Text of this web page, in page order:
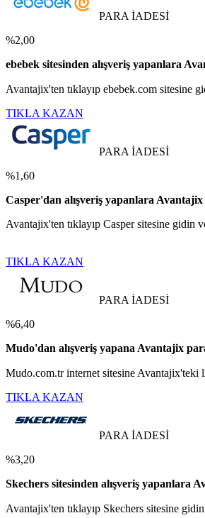
PARA İADESİ
%2,00
ebebek sitesinden alışveriş yapanlara
Avantajix'ten tıklayıp ebebek.com sitesine
TIKLA KAZAN
PARA İADESİ
%1,60
Casper'dan alışveriş yapanlara
Avantajix'ten tıklayıp Casper sitesine gidin
TIKLA KAZAN
PARA İADESİ
%6,40
Mudo'dan alışveriş yapana Avantajix
Mudo.com.tr internet sitesine Avantajix'teki
TIKLA KAZAN
PARA İADESİ
%3,20
Skechers sitesinden alışveriş yapanlara
Avantajix'ten tıklayıp Skechers sitesine